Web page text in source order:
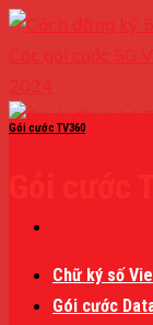
Skip
to
content
Chữ ký số
Gói cước
Gói cước TV360